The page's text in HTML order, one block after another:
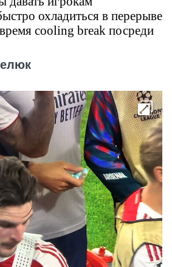
охладиться в перерыве
cooling break посреди